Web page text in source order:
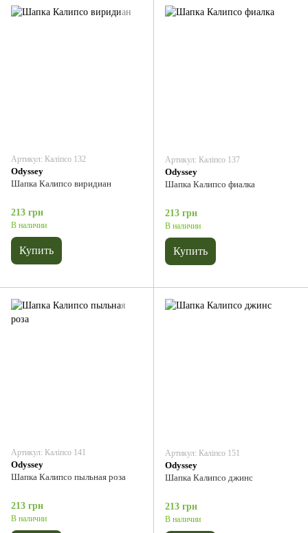
Артикул: Каліпсо 132
Odyssey
Шапка Калипсо виридиан
213 грн
В наличии
Купить
Артикул: Каліпсо 137
Odyssey
Шапка Калипсо фиалка
213 грн
В наличии
Купить
Артикул: Каліпсо 141
Odyssey
Шапка Калипсо пыльная роза
213 грн
В наличии
Артикул: Каліпсо 151
Odyssey
Шапка Калипсо джинс
213 грн
В наличии